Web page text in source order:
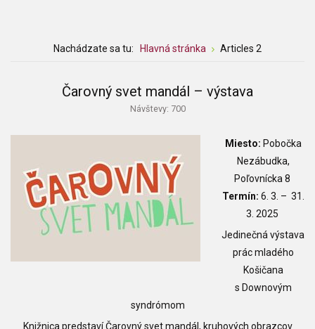
Nachádzate sa tu: Hlavná stránka Articles 2
Čarovný svet mandál – výstava
Návštevy: 700
Miesto: Pobočka
Nezábudka,
Poľovnícka 8
Termín: 6. 3. – 31.
3. 2025
Jedinečná výstava
prác mladého
Košičana
s Downovým
syndrómom
Knižnica predstaví Čarovný svet mandál, kruhových obrazcov